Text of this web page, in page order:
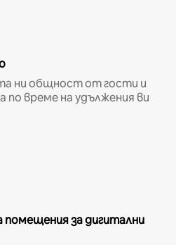
ни общност от гости и
време на удължения ви
за дигитални